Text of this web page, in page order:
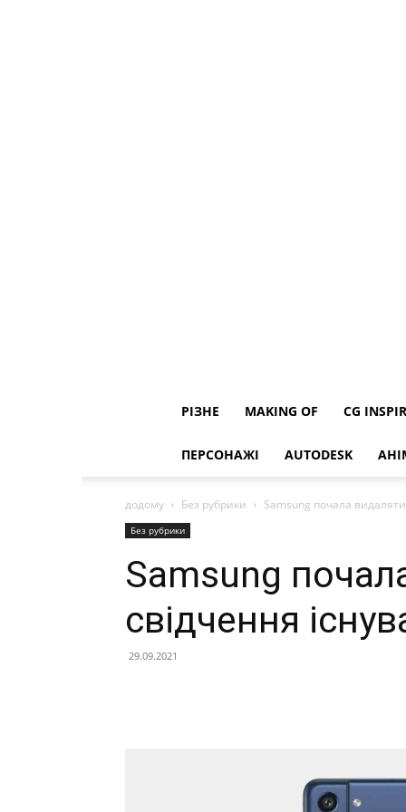
РІЗНЕ MAKING OF CG
ПЕРСОНАЖІ AUTODESK
додому Без рубрики Samsung почала
Без рубрики
Samsung
свідчення
29.09.2021